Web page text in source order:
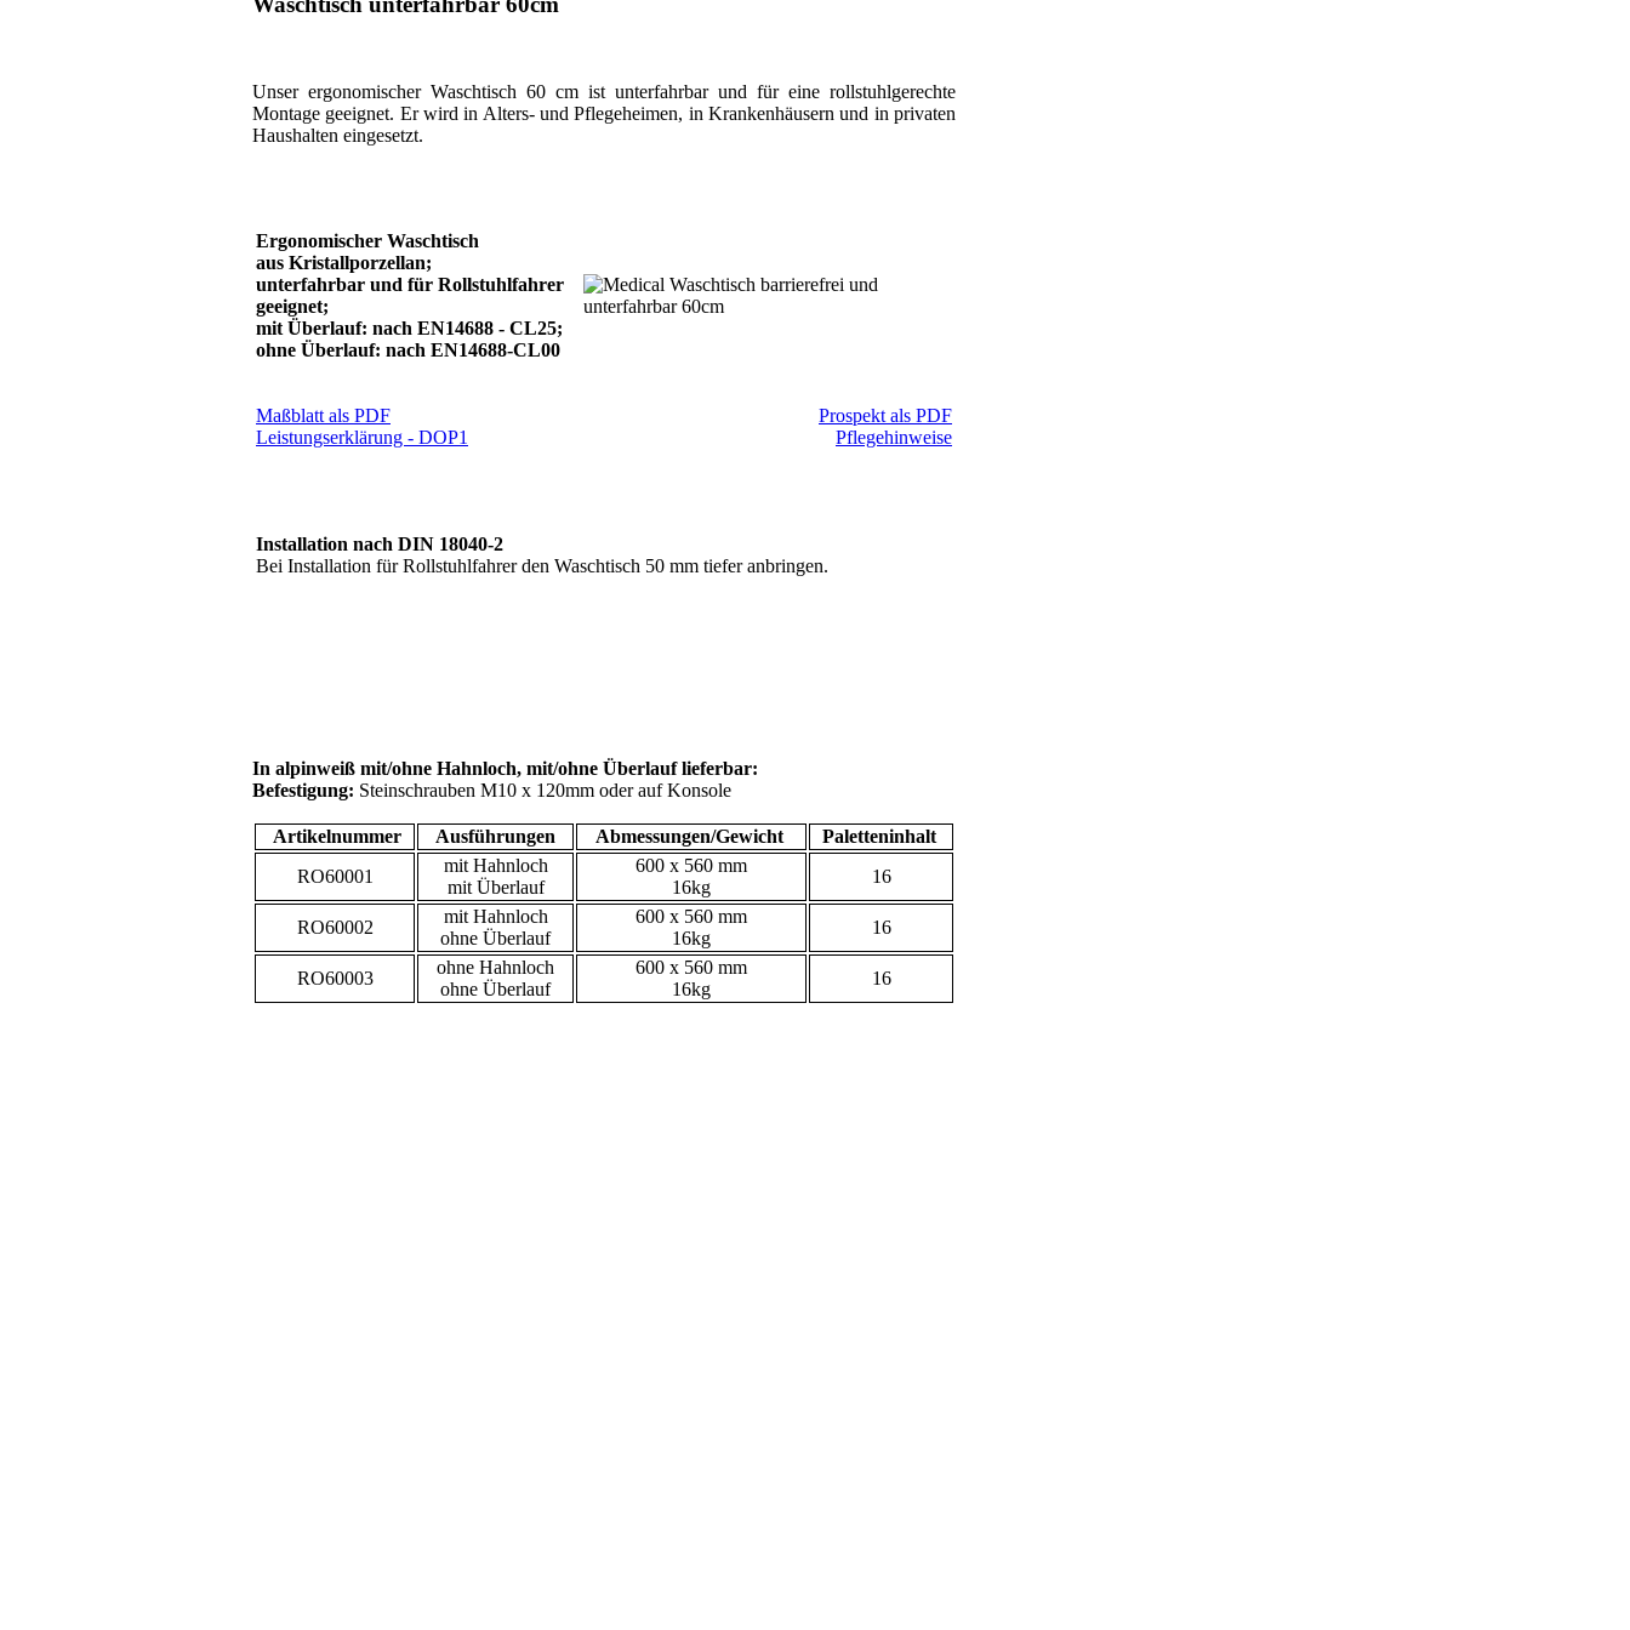
Unser ergonomischer Waschtisch 60 cm ist unterfahrbar und für eine rollstuhlgerechte
Montage geeignet. Er wird in Alters- und Pflegeheimen, in Krankenhäusern und in privaten
Haushalten eingesetzt.
Ergonomischer Waschtisch
aus Kristallporzellan;
unterfahrbar und für Rollstuhlfahrer
geeignet;
mit Überlauf: nach EN14688 - CL25;
ohne Überlauf: nach EN14688-CL00
Maßblatt als PDF
Leistungserklärung - DOP1
Prospekt als PDF
Pflegehinweise
Installation nach DIN 18040-2
Bei Installation für Rollstuhlfahrer den Waschtisch 50 mm tiefer anbringen.
In alpinweiß mit/ohne Hahnloch, mit/ohne Überlauf lieferbar:
Befestigung: Steinschrauben M10 x 120mm oder auf Konsole
Artikelnummer Ausführungen Abmessungen/Gewicht
Paletteninhalt
RO60001
mit Hahnloch
mit Überlauf
600 x 560 mm
16kg
16
RO60002
mit Hahnloch
ohne Überlauf
600 x 560 mm
16kg
16
RO60003
ohne Hahnloch
ohne Überlauf
600 x 560 mm
16kg
16